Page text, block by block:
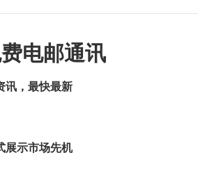
电邮通讯
讯，最快最新
展示市场先机